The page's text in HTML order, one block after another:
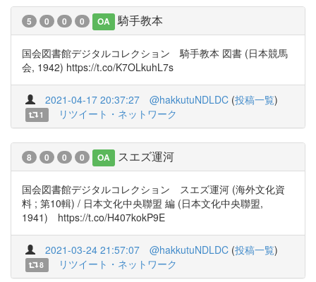
5 0 0 0 OA 騎手教本
国会図書館デジタルコレクション 騎手教本 図書 (日本競馬
会, 1942) https://t.co/K7OLkuhL7s
2021-04-17 20:37:27 @hakkutuNDLDC (投稿一覧)
1 リツイート・ネットワーク
8 0 0 0 OA スエズ運河
国会図書館デジタルコレクション スエズ運河 (海外文化資
料 ; 第10輯) / 日本文化中央聯盟 編 (日本文化中央聯盟,
1941) https://t.co/H407kokP9E
2021-03-24 21:57:07 @hakkutuNDLDC (投稿一覧)
8 リツイート・ネットワーク